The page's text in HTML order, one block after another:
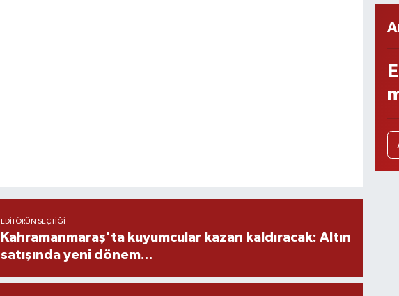
EDITÖRÜN SEÇTIĞI
Kahramanmaraş'ta kuyumcular kazan kaldıracak: Altın
satışında yeni dönem...